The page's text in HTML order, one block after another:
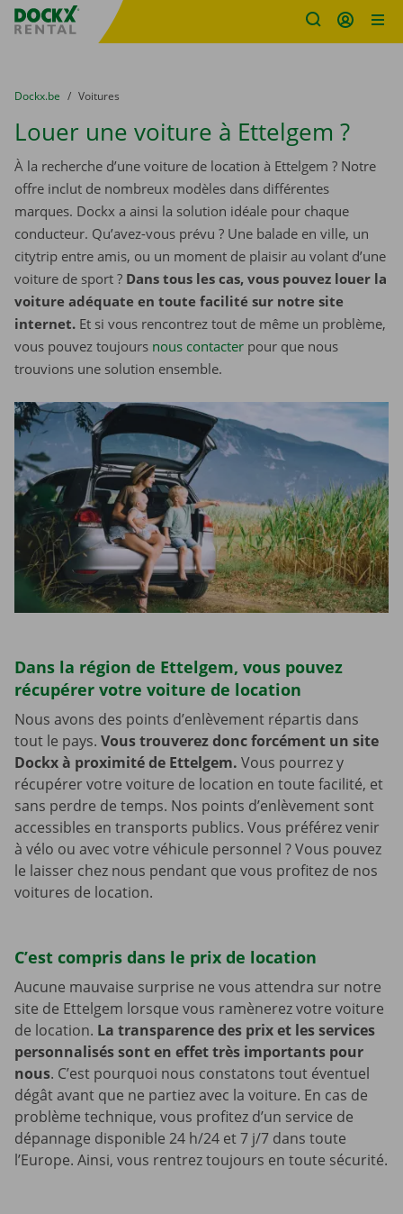
sitename
You are here:
du
Dockx.be to
Voitures
Louer une voiture à Ettelgem ?
À la recherche d’une voiture de location à Ettelgem ? Notre
offre inclut de nombreux modèles dans différentes
marques. Dockx a ainsi la solution idéale pour chaque
conducteur. Qu’avez-vous prévu ? Une balade en ville, un
citytrip entre amis, ou un moment de plaisir au volant d’une
voiture de sport ? Dans tous les cas, vous pouvez louer la
voiture adéquate en toute facilité sur notre site
internet. Et si vous rencontrez tout de même un problème,
vous pouvez toujours nous contacter pour que nous
trouvions une solution ensemble.
Dans la région de Ettelgem, vous pouvez
récupérer votre voiture de location
Nous avons des points d’enlèvement répartis dans
tout le pays. Vous trouverez donc forcément un site
Dockx à proximité de Ettelgem. Vous pourrez y
récupérer votre voiture de location en toute facilité, et
sans perdre de temps. Nos points d’enlèvement sont
accessibles en transports publics. Vous préférez venir
à vélo ou avec votre véhicule personnel ? Vous pouvez
le laisser chez nous pendant que vous profitez de nos
voitures de location.
C’est compris dans le prix de location
Aucune mauvaise surprise ne vous attendra sur notre
site de Ettelgem lorsque vous ramènerez votre voiture
de location. La transparence des prix et les services
personnalisés sont en effet très importants pour
nous. C’est pourquoi nous constatons tout éventuel
dégât avant que ne partiez avec la voiture. En cas de
problème technique, vous profitez d’un service de
dépannage disponible 24 h/24 et 7 j/7 dans toute
l’Europe. Ainsi, vous rentrez toujours en toute sécurité.